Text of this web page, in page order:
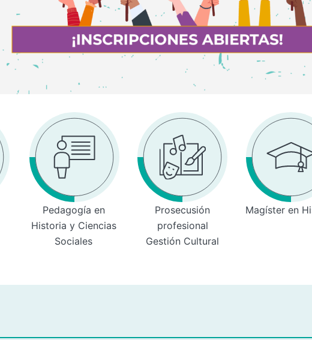
Pedagogía en
Historia y Ciencias
Sociales
Prosecusión
profesional
Gestión Cultural
Magíster en